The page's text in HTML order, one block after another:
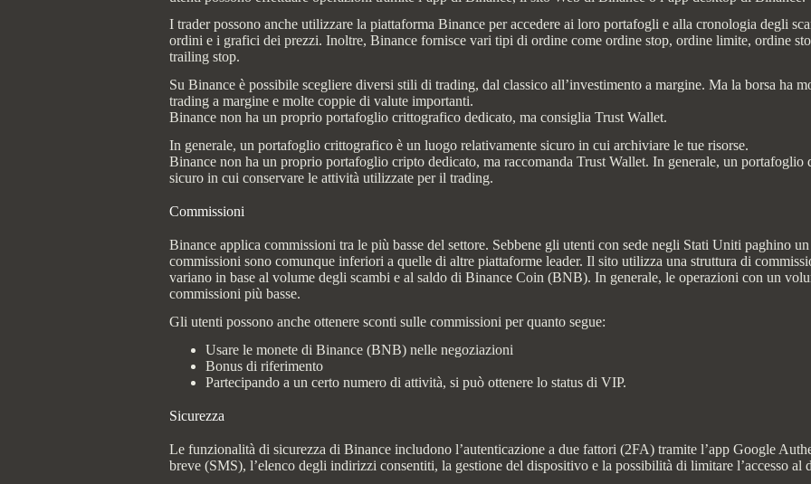
I trader possono anche utilizzare la piattaforma Binance per accedere ai loro portafogli e alla cronologia degli
ordini e i grafici dei prezzi. Inoltre, Binance fornisce vari tipi di ordine come ordine stop, ordine limite, ordine
trailing stop.
Su Binance è possibile scegliere diversi stili di trading, dal classico all’investimento a margine. Ma la borsa ha
trading a margine e molte coppie di valute importanti.
Binance non ha un proprio portafoglio crittografico dedicato, ma consiglia Trust Wallet.
In generale, un portafoglio crittografico è un luogo relativamente sicuro in cui archiviare le tue risorse.
Binance non ha un proprio portafoglio cripto dedicato, ma raccomanda Trust Wallet. In generale, un
sicuro in cui conservare le attività utilizzate per il trading.
Commissioni
Binance applica commissioni tra le più basse del settore. Sebbene gli utenti con sede negli Stati Uniti paghino
commissioni sono comunque inferiori a quelle di altre piattaforme leader. Il sito utilizza una struttura di
variano in base al volume degli scambi e al saldo di Binance Coin (BNB). In generale, le operazioni con un
commissioni più basse.
Gli utenti possono anche ottenere sconti sulle commissioni per quanto segue:
Usare le monete di Binance (BNB) nelle negoziazioni
Bonus di riferimento
Partecipando a un certo numero di attività, si può ottenere lo status di VIP.
Sicurezza
Le funzionalità di sicurezza di Binance includono l’autenticazione a due fattori (2FA) tramite l’app Google
breve (SMS), l’elenco degli indirizzi consentiti, la gestione del dispositivo e la possibilità di limitare l’accesso al